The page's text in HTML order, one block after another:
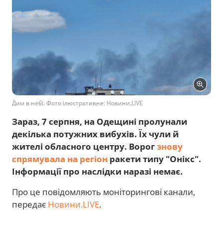
Дим в небі. Фото ілюстративне: Новини.LIVE
Зараз, 7 серпня, на Одещині пролунали
декілька потужних вибухів. Їх чули й
жителі обласного центру. Ворогзнову
спрямувала на регіон ракети типу "Онікс".
Інформації про наслідки наразі немає.
Про це повідомляють моніторингові канали,
передає Новини.LIVE.